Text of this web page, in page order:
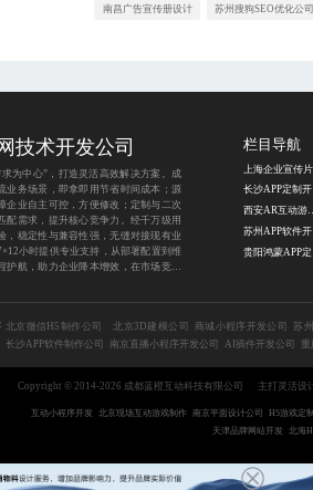
南昌广告宣传册设计 苏州搜狗SEO优化公
技术开发公司
求为中心”，打造灵活高效解决方案。成
业务场景，即拿即用节省时间成本；源
企业自主可控，方便修改；定制与二次
配需求，提升核心竞争力。经千万级用
，稳定性与兼容性强，无缝对接现有业
小时提供专业支持，从部署配置到维
护航，助力企业降本增效，在市场竞争
栏目导航
西安AR
北京微信H5制作公司 北京3D建模公司 商城小程序开发公司
苏
长沙APP软件制作公司
南京直播小程序开发公司 AI插件开发公司 重
Copyright © 2014-2026 成都蓝橙互动科技有限公司 主打灵活设
互动小程序开发 北京现场互动游戏制作 南京平面设计公司
H5游戏定
天津品牌网站开发
北海